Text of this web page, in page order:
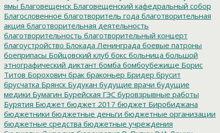
ямы Благовещенск Благовещенский кафедральный собор
Благословенное благотворитель года благотворительная
акция благотворительная деятельность
благотворительность благотворительный концерт
благоустройство Блокада Ленинграда боевые патроны
боеприпасы Бойцовский клуб бокс больница большой
этнографический диктант бомба бомбоубежище Борис
Титов Борохович брак браконьер Бридер брусит
брусчатка Брянск Будукан будущие врачи будущие
медики Бумагин Бурейская ГЭС буровзрывные работы
Бурятия Бюджет бюджет 2017 бюджет Биробиджана
бюджетники бюджетные деньги бюджетные организации
бюджетные средства бюджетные учреждения